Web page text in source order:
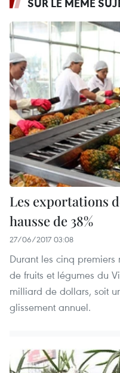
SUR LE MÊME
Les exportations
hausse de 38%
27/06/2017 03:08
Durant les cinq premiers
de fruits et légumes du
milliard de dollars, soit
glissement annuel.